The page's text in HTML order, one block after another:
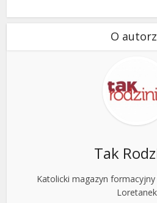
O
Tak
Katolicki magazyn
Loretanek